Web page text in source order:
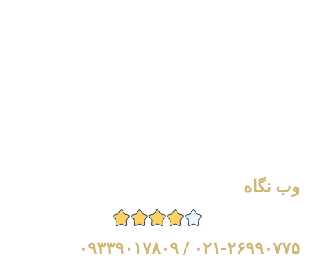
وب نگاه
۰۲۱-۲۶۹۹۰۷۷۵ / ۰۹۳۳۹۰۱۷۸۰۹